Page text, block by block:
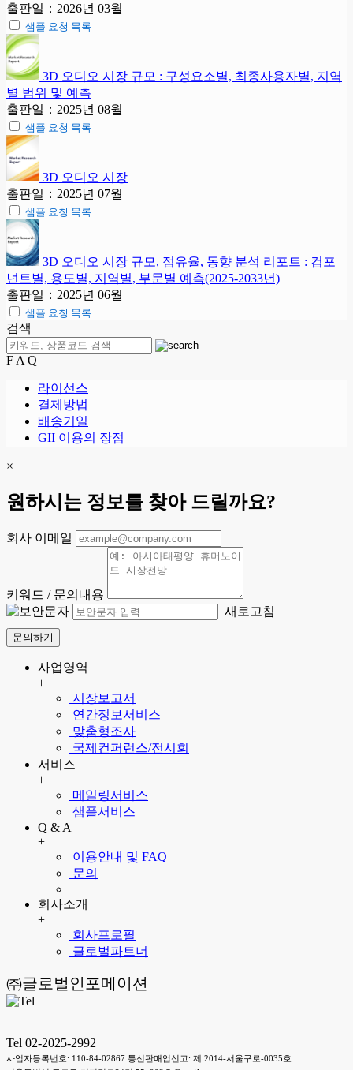
출판일：2026년 03월
샘플 요청 목록
3D 오디오 시장 규모 : 구성요소별, 최종사용자별, 지역
별 범위 및 예측
출판일：2025년 08월
샘플 요청 목록
3D 오디오 시장
출판일：2025년 07월
샘플 요청 목록
3D 오디오 시장 규모, 점유율, 동향 분석 리포트 : 컴포
넌트별, 용도별, 지역별, 부문별 예측(2025-2033년)
출판일：2025년 06월
샘플 요청 목록
검색
F A Q
라이선스
결제방법
배송기일
GII 이용의 장점
×
원하시는 정보를 찾아 드릴까요?
회사 이메일
키워드 / 문의내용
새로고침
문의하기
사업영역
+
시장보고서
연간정보서비스
맞춤형조사
국제컨퍼런스/전시회
서비스
+
메일링서비스
샘플서비스
Q & A
+
이용안내 및 FAQ
문의
회사소개
+
회사프로필
글로벌파트너
㈜글로벌인포메이션
Tel 02-2025-2992
사업자등록번호: 110-84-02867 통신판매업신고: 제 2014-서울구로-0035호